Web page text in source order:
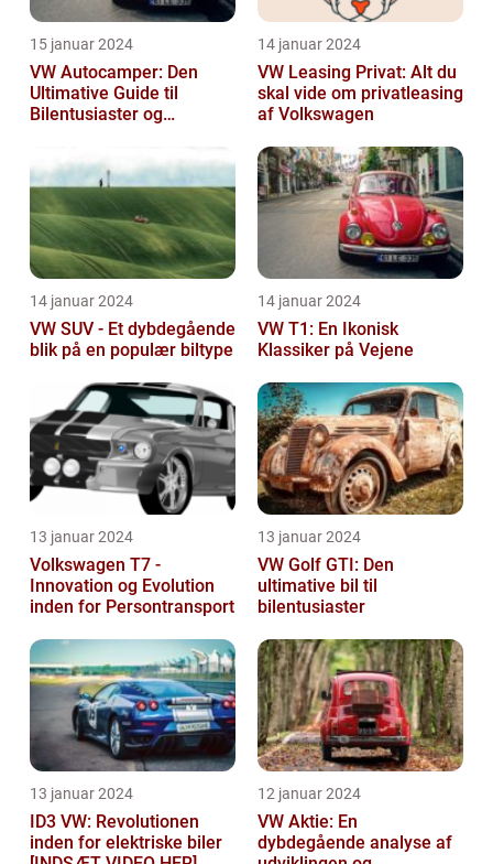
15 januar 2024
VW Autocamper: Den
Ultimative Guide til
Bilentusiaster og
14 januar 2024
VW Leasing Privat: Alt du
skal vide om privatleasing
af Volkswagen
14 januar 2024
VW SUV - Et dybdegående
blik på en populær biltype
14 januar 2024
VW T1: En Ikonisk
Klassiker på Vejene
13 januar 2024
Volkswagen T7 -
Innovation og Evolution
inden for Persontransport
13 januar 2024
VW Golf GTI: Den
ultimative bil til
bilentusiaster
13 januar 2024
ID3 VW: Revolutionen
inden for elektriske biler
12 januar 2024
VW Aktie: En
dybdegående analyse af